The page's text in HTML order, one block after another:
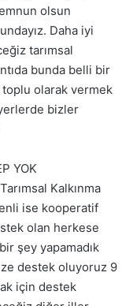
olsun
Daha iyi
tarımsal
bunda belli bir
olarak vermek
bizler
YOK
Kalkınma
ise kooperatif
olan herkese
şey yapamadık
destek oluyoruz 9
için destek